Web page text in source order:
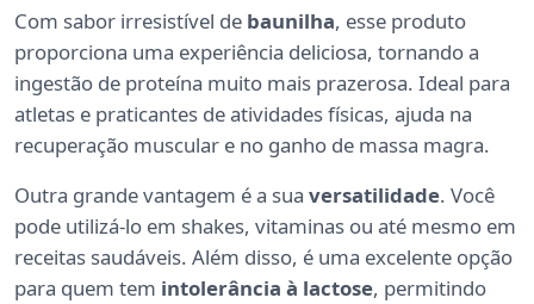
Com sabor irresistível de baunilha, esse produto
proporciona uma experiência deliciosa, tornando a
ingestão de proteína muito mais prazerosa. Ideal para
atletas e praticantes de atividades físicas, ajuda na
recuperação muscular e no ganho de massa magra.
Outra grande vantagem é a sua versatilidade. Você
pode utilizá-lo em shakes, vitaminas ou até mesmo em
receitas saudáveis. Além disso, é uma excelente opção
para quem tem intolerância à lactose, permitindo